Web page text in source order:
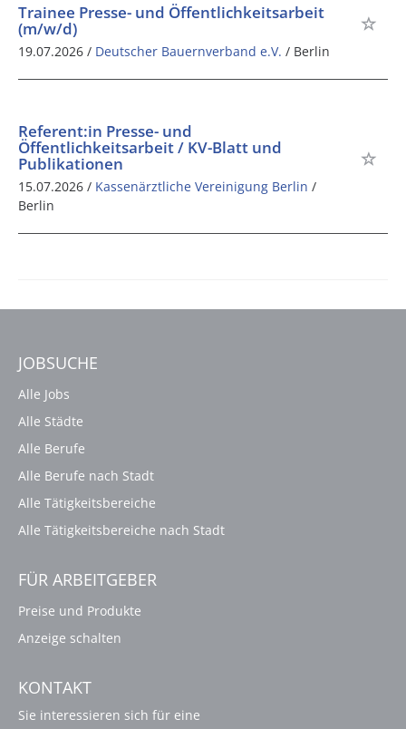
Trainee Presse- und Öffentlichkeitsarbeit
(m/w/d)
19.07.2026 / Deutscher Bauernverband e.V. / Berlin
Referent:in Presse- und
Öffentlichkeitsarbeit / KV-Blatt und
Publikationen
15.07.2026 / Kassenärztliche Vereinigung Berlin /
Berlin
JOBSUCHE
Alle Jobs
Alle Städte
Alle Berufe
Alle Berufe nach Stadt
Alle Tätigkeitsbereiche
Alle Tätigkeitsbereiche nach Stadt
FÜR ARBEITGEBER
Preise und Produkte
Anzeige schalten
KONTAKT
Sie interessieren sich für eine